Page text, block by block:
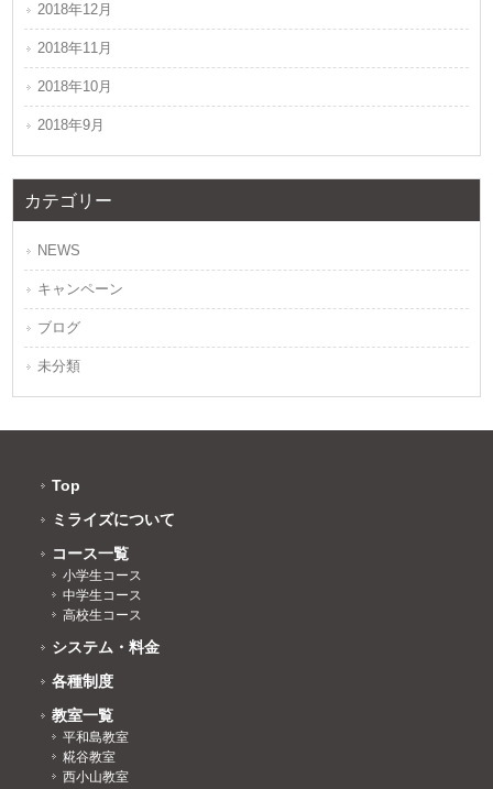
2018年12月
2018年11月
2018年10月
2018年9月
カテゴリー
NEWS
キャンペーン
ブログ
未分類
Top
ミライズについて
コース一覧
小学生コース
中学生コース
高校生コース
システム・料金
各種制度
教室一覧
平和島教室
糀谷教室
西小山教室